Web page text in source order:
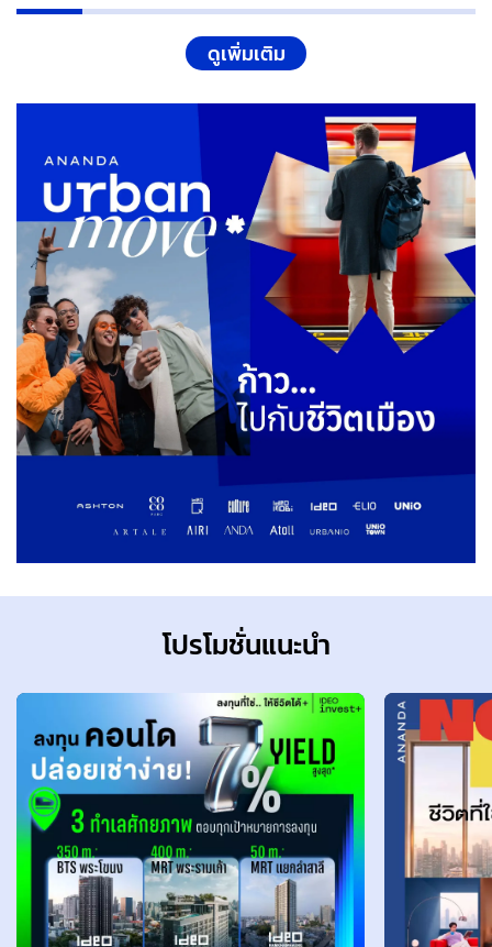
ดูเพิ่มเติม
โปรโมชั่นแนะนำ